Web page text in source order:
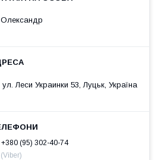
Олександр
ул. Леси Украинки 53, Луцьк, Україна
+380 (95) 302-40-74
(Viber)